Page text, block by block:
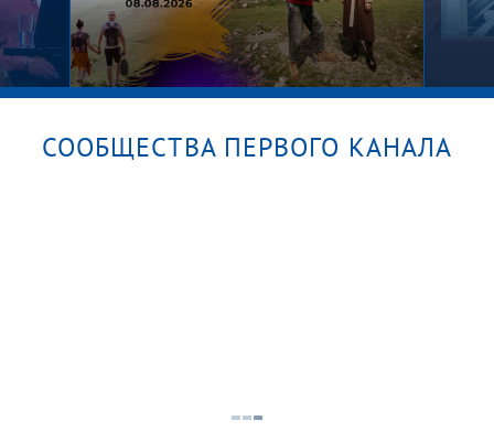
СООБЩЕСТВА ПЕРВОГО КАНАЛА